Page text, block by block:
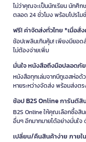
ไม่ว่าคุณจะเป็นนักเรียน นักศึ
ตลอด 24 ชั่วโมง พร้อมโปรโ
ฟรี! ค่าจัดส่งทั่วไทย *เมื่อ
ช้อปเพลินเกินคุ้ม! เพียงมียอ
ไม่ต้องจ่ายเพิ่ม
มั่นใจ หนังสือถึงมือปลอดภั
หนังสือทุกเล่มจากบีทูเอสห่อด้
หายระหว่างจัดส่ง พร้อมส่ง
ช้อป B2S Online การันตีสิ
B2S Online ให้คุณเลือกซื้อสิน
อื่นๆ อีกมากมายได้อย่างมั่นใ
เปลี่ยน/คืนสินค้าง่าย ภายใ